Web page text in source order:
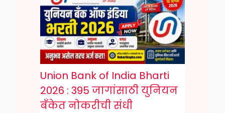
Union Bank of India Bharti
2026 : 395 जागांसाठी युनियन
बँकेत नोकरीची संधी